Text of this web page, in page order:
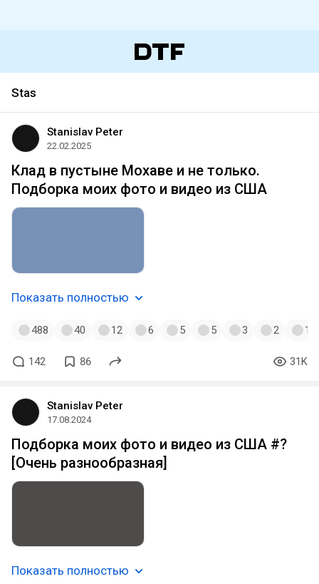
Stas
Stanislav Peter
22.02.2025
Клад в пустыне Мохаве и не только.
Подборка моих фото и видео из США
Показать полностью
488 40 12 6 5 5 3 2 1
142 86 31K
Stanislav Peter
17.08.2024
Подборка моих фото и видео из США #?
[Очень разнообразная]
Показать полностью